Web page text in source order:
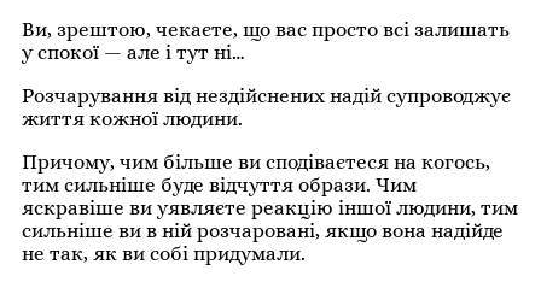
Ви, зрештою, чекаєте, що вас просто всі залишать
у спокої — але і тут ні…
Розчарування від нездійснених надій супроводжує
життя кожної людини.
Причому, чим більше ви сподіваєтеся на когось,
тим сильніше буде відчуття образи. Чим
яскравіше ви уявляєте реакцію іншої людини, тим
сильніше ви в ній розчаровані, якщо вона надійде
не так, як ви собі придумали.